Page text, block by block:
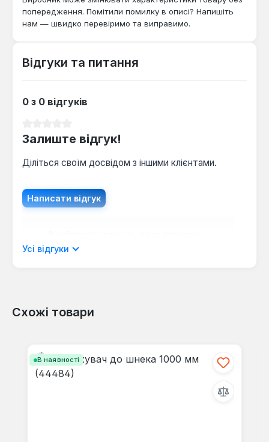
заміни основного обладнання.
попередження. Помітили помилку в описі? Напишіть
нам — швидко перевіримо та виправимо.
Відгуки та питання
0 з 0 відгуків
Залиште відгук!
Діліться своїм досвідом з іншими клієнтами.
Написати відгук
мовою.
Відгуків не знайдено. Поділіться
Усі відгуки
Схожі товари
В наявності